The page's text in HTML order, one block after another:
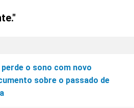
perde o sono com novo
sobre o passado de